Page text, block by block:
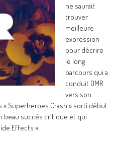
ne saurait
trouver
meilleure
expression
pour décrire
le long
parcours qui a
conduit OMR
vers son
« Superheroes Crash » sorti début
beau succès critique et qui
Effects ».